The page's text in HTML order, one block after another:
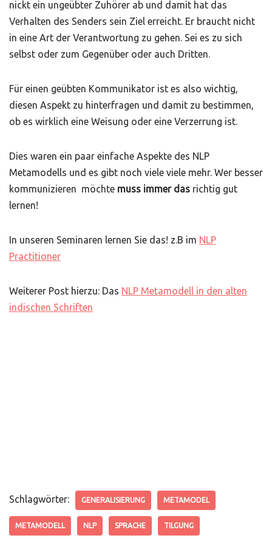
nickt ein ungeübter Zuhörer ab und damit hat das
Verhalten des Senders sein Ziel erreicht. Er braucht nicht
in eine Art der Verantwortung zu gehen. Sei es zu sich
selbst oder zum Gegenüber oder auch Dritten.
Für einen geübten Kommunikator ist es also wichtig,
diesen Aspekt zu hinterfragen und damit zu bestimmen,
ob es wirklich eine Weisung oder eine Verzerrung ist.
Dies waren ein paar einfache Aspekte des NLP
Metamodells und es gibt noch viele viele mehr. Wer besser
kommunizieren möchte muss immer das richtig gut
lernen!
In unseren Seminaren lernen Sie das! z.B im NLP
Practitioner
Weiterer Post hierzu: Das NLP Metamodell in den alten
indischen Schriften
Schlagwörter: GENERALISIERUNG METAMODEL
METAMODELL NLP SPRACHE TILGUNG